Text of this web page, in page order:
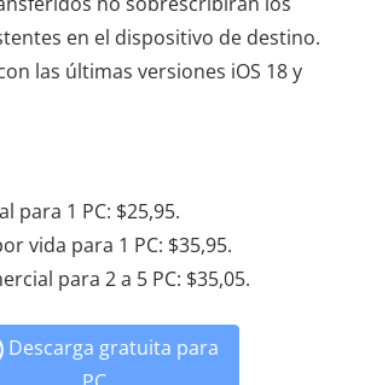
en el dispositivo de destino.
las últimas versiones iOS 18 y
para 1 PC: $25,95.
vida para 1 PC: $35,95.
para 2 a 5 PC: $35,05.
Descarga gratuita para